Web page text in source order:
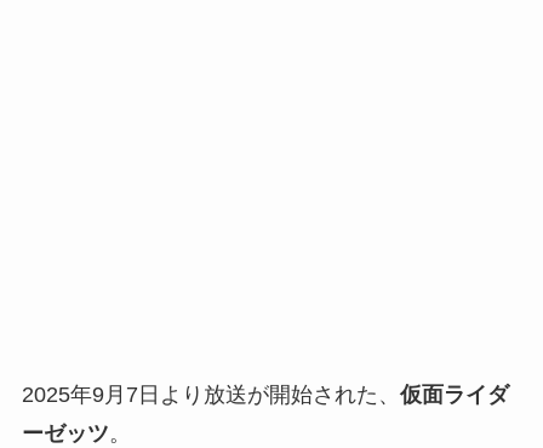
2025年9月7日より放送が開始された、 仮面ライダ
ーゼッツ。